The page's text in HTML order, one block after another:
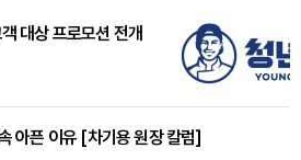
대상 프로모션 전개
아픈 이유 [차기용 원장 칼럼]